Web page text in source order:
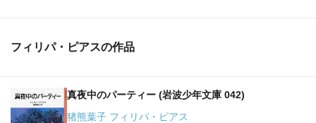
フィリパ・ピアスの作品
真夜中のパーティー (岩波少年文庫 042)
猪熊葉子 フィリパ・ピアス